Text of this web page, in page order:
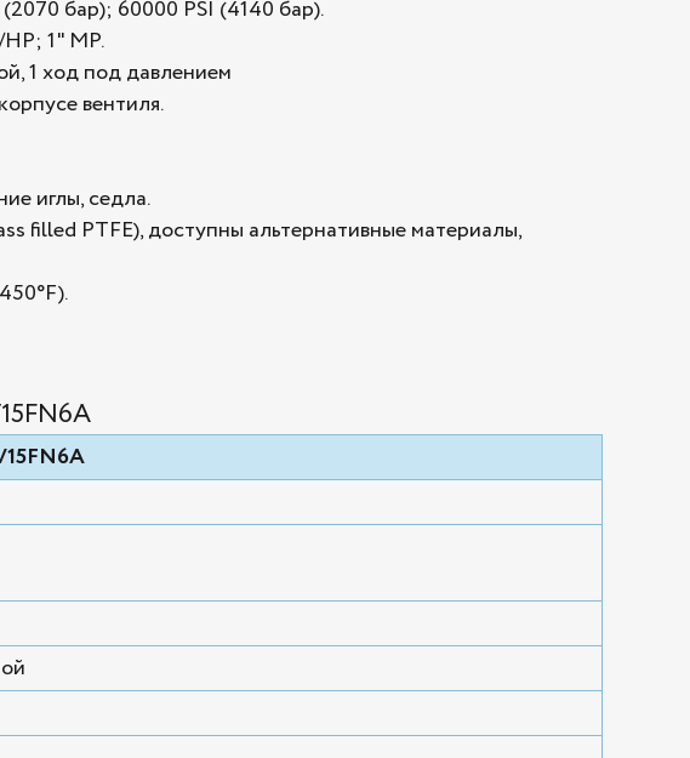
бар); 60000 PSI (4140 бар).
1" MP.
1 ход под давлением
вентиля.
иглы, седла.
filled PTFE), доступны альтернативные материалы,